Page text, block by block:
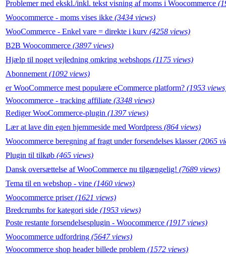
Problemer med ekskl./inkl. tekst visning af moms i Woocommerce
Woocommerce - moms vises ikke (3434 views)
WooCommerce - Enkel vare = direkte i kurv (4258 views)
B2B Woocommerce (3897 views)
Hjælp til noget vejledning omkring webshops (1175 views)
Abonnement (1092 views)
er WooCommerce mest populære eCommerce platform? (1953
Woocommerce - tracking affiliate (3348 views)
Rediger WooCommerce-plugin (1397 views)
Lær at lave din egen hjemmeside med Wordpress (864 views)
Woocommerce beregning af fragt under forsendelses klasser(2065
Plugin til tilkøb (465 views)
Dansk oversættelse af WooCommerce nu tilgængelig! (7689 views)
Tema til en webshop - vine (1460 views)
Woocommerce priser(1621 views)
Bredcrumbs for kategori side (1953 views)
Poste restante forsendelsesplugin - Woocommerce (1917 views)
Woocommerce udfordring (5647 views)
Woocommerce shop header billede problem (1572 views)